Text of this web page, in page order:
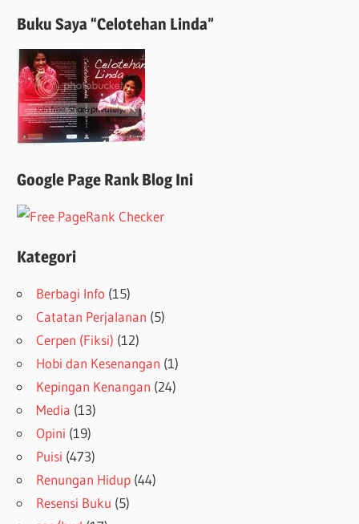
Buku Saya “Celotehan Linda”
Google Page Rank Blog Ini
Kategori
Berbagi Info (15)
Catatan Perjalanan (5)
Cerpen (Fiksi) (12)
Hobi dan Kesenangan (1)
Kepingan Kenangan (24)
Media (13)
Opini (19)
Puisi (473)
Renungan Hidup (44)
Resensi Buku (5)